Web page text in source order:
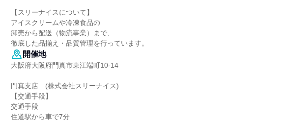
【スリーナイスについて】
アイスクリームや冷凍食品の
卸売から配送（物流事業）まで、
徹底した品揃え・品質管理を行っています。
開催地
大阪府大阪府門真市東江端町10-14
門真支店 (株式会社スリーナイス)
【交通手段】
交通手段
住道駅から車で7分